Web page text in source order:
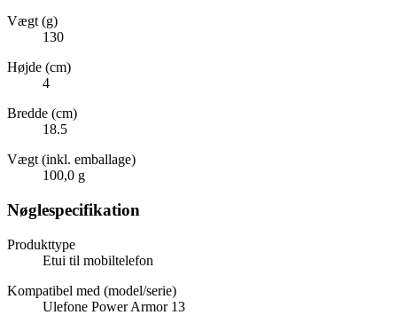
Vægt (g)
130
Højde (cm)
4
Bredde (cm)
18.5
Vægt (inkl. emballage)
100,0 g
Nøglespecifikation
Produkttype
Etui til mobiltelefon
Kompatibel med (model/serie)
Ulefone Power Armor 13